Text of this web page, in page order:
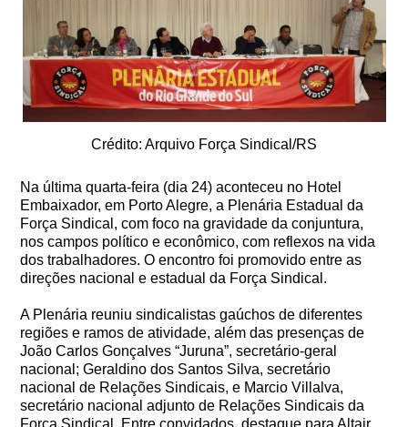
Crédito: Arquivo Força Sindical/RS
Na última quarta-feira (dia 24) aconteceu no Hotel
Embaixador, em Porto Alegre, a Plenária Estadual da
Força Sindical, com foco na gravidade da conjuntura,
nos campos político e econômico, com reflexos na vida
dos trabalhadores. O encontro foi promovido entre as
direções nacional e estadual da Força Sindical.
A Plenária reuniu sindicalistas gaúchos de diferentes
regiões e ramos de atividade, além das presenças de
João Carlos Gonçalves “Juruna”, secretário-geral
nacional; Geraldino dos Santos Silva, secretário
nacional de Relações Sindicais, e Marcio Villalva,
secretário nacional adjunto de Relações Sindicais da
Força Sindical. Entre convidados, destaque para Altair